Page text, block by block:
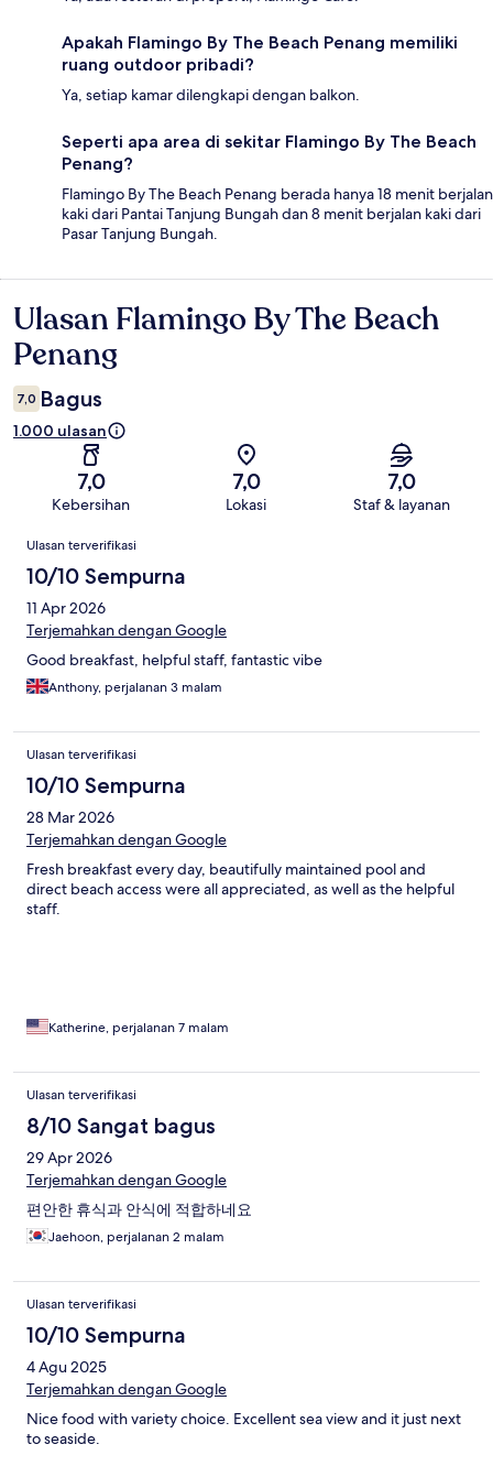
Apakah Flamingo By The Beach Penang memiliki
ruang outdoor pribadi?
Ya, setiap kamar dilengkapi dengan balkon.
Seperti apa area di sekitar Flamingo By The Beach
Penang?
Flamingo By The Beach Penang berada hanya 18 menit berjalan
kaki dari Pantai Tanjung Bungah dan 8 menit berjalan kaki dari
Pasar Tanjung Bungah.
Ulasan
Ulasan Flamingo By The Beach
Penang
7,0 Bagus
1.000 ulasan
7,0
Kebersihan
7,0
Lokasi
7,0
Staf & layanan
Ulasan
Ulasan terverifikasi
10/10 Sempurna
11 Apr 2026
Terjemahkan dengan Google
Good breakfast, helpful staff, fantastic vibe
Anthony, perjalanan 3 malam
Ulasan terverifikasi
10/10 Sempurna
28 Mar 2026
Terjemahkan dengan Google
Fresh breakfast every day, beautifully maintained pool and
direct beach access were all appreciated, as well as the helpful
staff.
Katherine, perjalanan 7 malam
Ulasan terverifikasi
8/10 Sangat bagus
29 Apr 2026
Terjemahkan dengan Google
편안한 휴식과 안식에 적합하네요
Jaehoon, perjalanan 2 malam
Ulasan terverifikasi
10/10 Sempurna
4 Agu 2025
Terjemahkan dengan Google
Nice food with variety choice. Excellent sea view and it just next
to seaside.